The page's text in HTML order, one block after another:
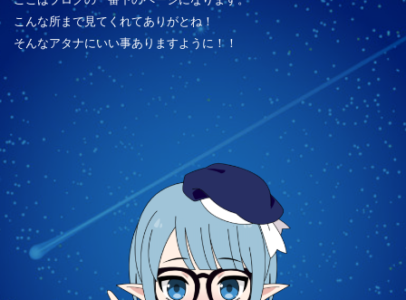
こんな所まで見てくれてありがとね！
そんなアタナにいい事ありますように！！